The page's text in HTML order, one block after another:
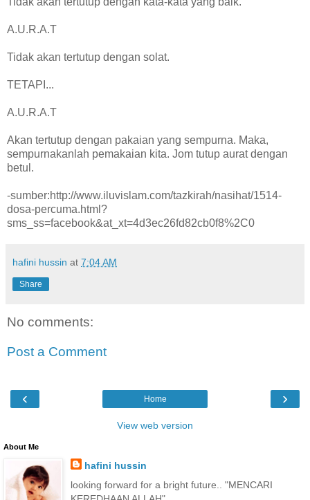
A.U.R.A.T
Tidak akan tertutup dengan solat.
TETAPI...
A.U.R.A.T
Akan tertutup dengan pakaian yang sempurna. Maka,
sempurnakanlah pemakaian kita. Jom tutup aurat dengan
betul.
-sumber:http://www.iluvislam.com/tazkirah/nasihat/1514-
dosa-percuma.html?
sms_ss=facebook&at_xt=4d3ec26fd82cb0f8%2C0
hafini hussin at 7:04 AM
Share
No comments:
Post a Comment
‹ ›
Home
View web version
About Me
hafini hussin
looking forward for a bright future.. "MENCARI